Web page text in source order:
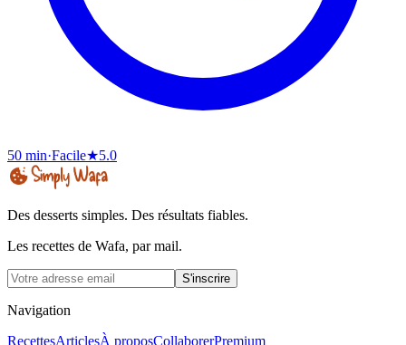
50 min·Facile★5.0
Des desserts simples. Des résultats fiables.
Les recettes de Wafa, par mail.
S'inscrire
Navigation
RecettesArticlesÀ proposCollaborerPremium